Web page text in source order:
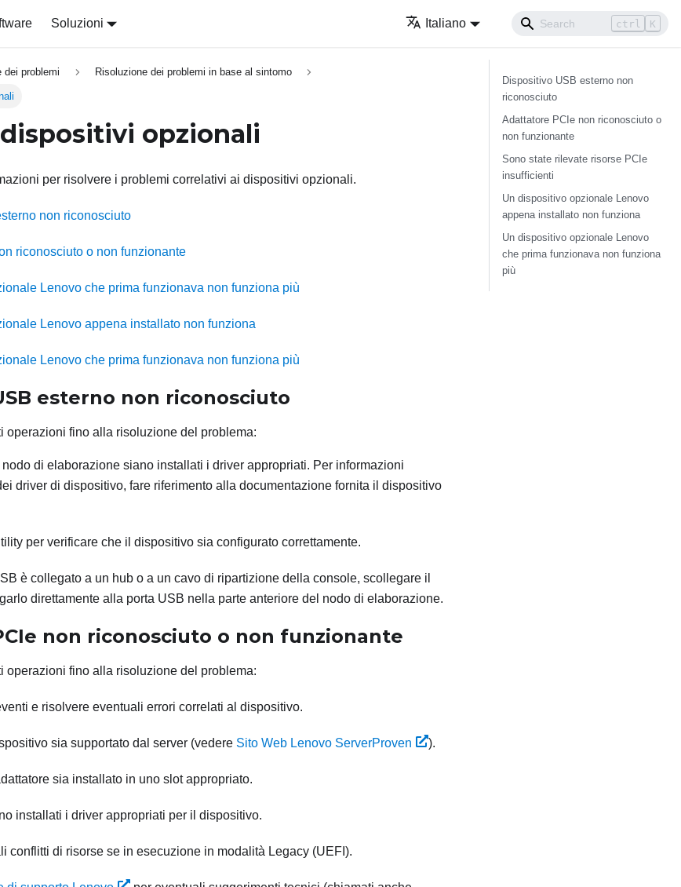
Soluzioni Italiano ctrl K
dei problemi Risoluzione dei problemi in base al sintomo
opzionali
per risolvere i problemi correlativi ai dispositivi opzionali.
non riconosciuto
riconosciuto o non funzionante
Lenovo che prima funzionava non funziona più
Lenovo appena installato non funziona
Lenovo che prima funzionava non funziona più
esterno non riconosciuto
operazioni fino alla risoluzione del problema:
di elaborazione siano installati i driver appropriati. Per informazioni
driver di dispositivo, fare riferimento alla documentazione fornita il dispositivo
per verificare che il dispositivo sia configurato correttamente.
è collegato a un hub o a un cavo di ripartizione della console, scollegare il
direttamente alla porta USB nella parte anteriore del nodo di elaborazione.
non riconosciuto o non funzionante
operazioni fino alla risoluzione del problema:
e risolvere eventuali errori correlati al dispositivo.
sia supportato dal server (vedere Sito Web Lenovo ServerProven ).
sia installato in uno slot appropriato.
installati i driver appropriati per il dispositivo.
conflitti di risorse se in esecuzione in modalità Legacy (UEFI).
Dispositivo USB esterno non
riconosciuto
Adattatore PCIe non riconosciuto o
non funzionante
Sono state rilevate risorse PCIe
insufficienti
Un dispositivo opzionale Lenovo
appena installato non funziona
Un dispositivo opzionale Lenovo
che prima funzionava non funziona
più